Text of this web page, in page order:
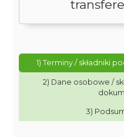
1) Terminy / składniki
2) Dane osobowe /
3)